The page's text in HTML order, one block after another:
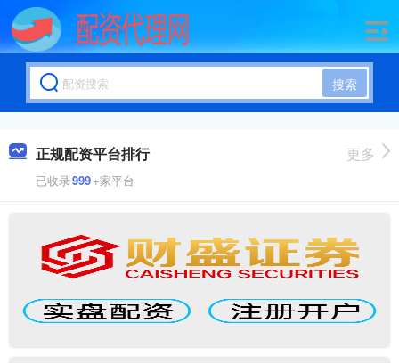
搜索
正规配资平台排行
已收录999+家平台
更多